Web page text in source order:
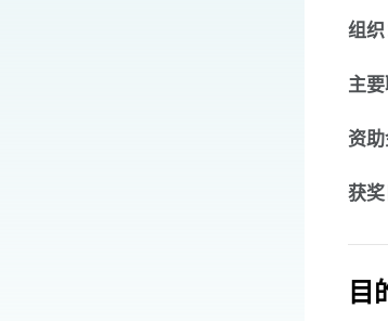
组织
主要
资助
获奖
目